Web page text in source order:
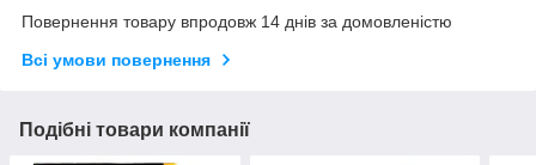
Повернення товару впродовж 14 днів за домовленістю
Всі умови повернення
Подібні товари компанії